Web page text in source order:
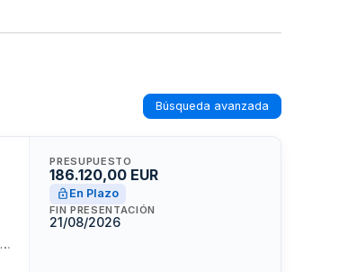
Búsqueda avanzada
PRESUPUESTO
186.120,00 EUR
En Plazo
FIN PRESENTACIÓN
21/08/2026